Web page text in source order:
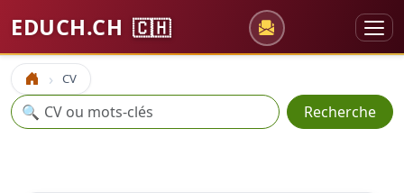
EDUCH.CH 🇨🇭
Accueil CV
Recherche
🔍 Recherche